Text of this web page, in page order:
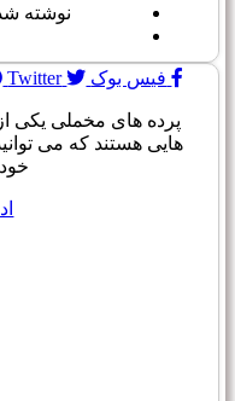
نوشته
فیس بوک Twitter
پرده های مخملی یکی
هایی هستند که می